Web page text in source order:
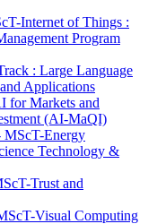
Internet of Things :
Program
: Large Language
Applications
for Markets and
(AI-MaQI)
Energy
Technology &
Trust and
Visual Computing